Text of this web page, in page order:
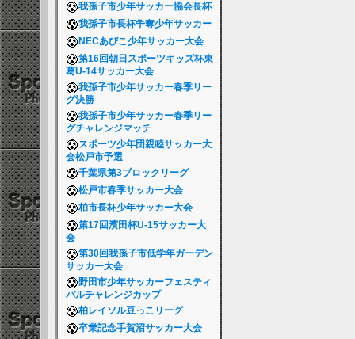
我孫子市少年サッカー協会長杯
我孫子市長杯争奪少年サッカー
NECあびこ少年サッカー大会
第16回朝日スポーツキッズ杯東
葛U-14サッカー大会
我孫子市少年サッカー春季リー
グ決勝
我孫子市少年サッカー春季リー
グチャレンジマッチ
スポーツ少年団親睦サッカー大
会松戸市予選
千葉県第3ブロックリーグ
松戸市春季サッカー大会
柏市長杯少年サッカー大会
第17回濱田杯U-15サッカー大
会
第30回我孫子市低学年ガーデン
サッカー大会
野田市少年サッカーフェスティ
バルチャレンジカップ
柏レイソル豆っこリーグ
卒業記念手賀沼サッカー大会